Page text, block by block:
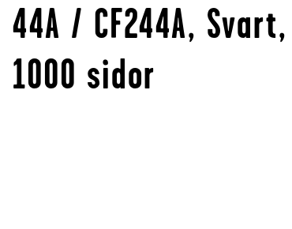
44A / CF244A, Svart,
1000 sidor